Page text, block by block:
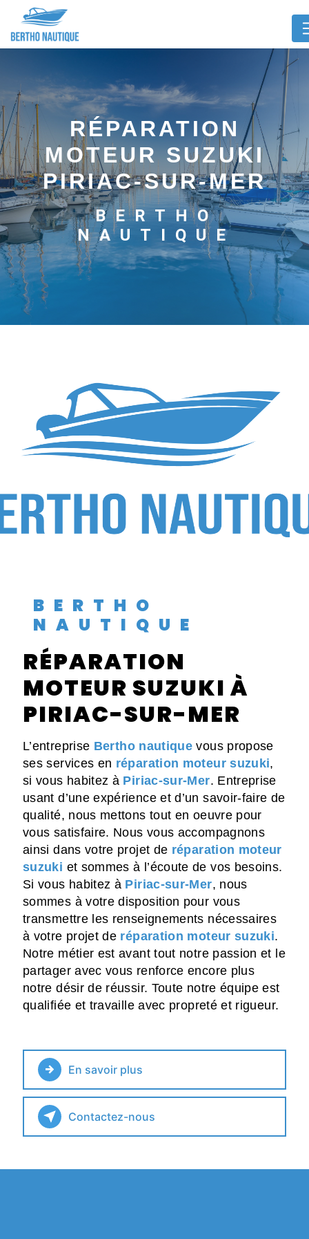
RÉPARATION
MOTEUR SUZUKI
PIRIAC-SUR-MER
BERTHO
NAUTIQUE
BERTHO
NAUTIQUE
RÉPARATION
MOTEUR SUZUKI À
PIRIAC-SUR-MER
L’entreprise Bertho nautique vous propose
ses services en réparation moteur suzuki,
si vous habitez à Piriac-sur-Mer. Entreprise
usant d’une expérience et d’un savoir-faire de
qualité, nous mettons tout en oeuvre pour
vous satisfaire. Nous vous accompagnons
ainsi dans votre projet de réparation moteur
suzuki et sommes à l’écoute de vos besoins.
Si vous habitez à Piriac-sur-Mer, nous
sommes à votre disposition pour vous
transmettre les renseignements nécessaires
à votre projet de réparation moteur suzuki.
Notre métier est avant tout notre passion et le
partager avec vous renforce encore plus
notre désir de réussir. Toute notre équipe est
qualifiée et travaille avec propreté et rigueur.
En savoir plus
Contactez-nous
Panneau de gestion des cookies